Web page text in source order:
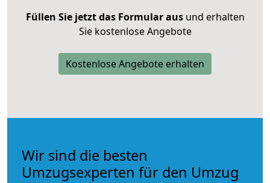
Füllen Sie jetzt das Formular ausund erhalten
Sie kostenlose Angebote
Kostenlose Angebote erhalten
Wir sind die besten
Umzugsexperten für den Umzug